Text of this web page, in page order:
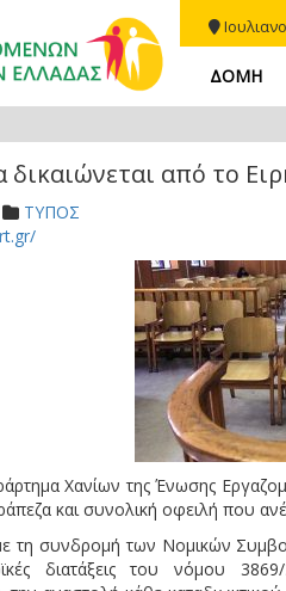
ΔΟΜΗ
δικαιώνεται από το
ΤΥΠΟΣ
Χανίων της Ένωσης
και συνολική οφειλή που
τη συνδρομή των Νομικών
διατάξεις του νόμου